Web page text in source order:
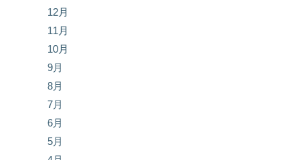
12月
11月
10月
9月
8月
7月
6月
5月